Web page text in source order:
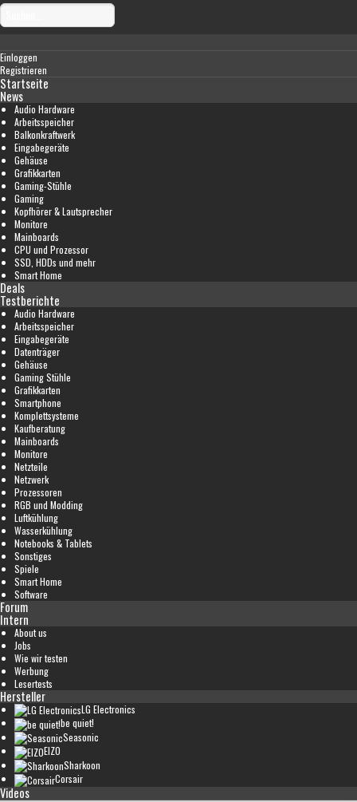
Einloggen
Registrieren
Startseite
News
Audio Hardware
Arbeitsspeicher
Balkonkraftwerk
Eingabegeräte
Gehäuse
Grafikkarten
Gaming-Stühle
Gaming
Kopfhörer & Lautsprecher
Monitore
Mainboards
CPU und Prozessor
SSD, HDDs und mehr
Smart Home
Deals
Testberichte
Audio Hardware
Arbeitsspeicher
Eingabegeräte
Datenträger
Gehäuse
Gaming Stühle
Grafikkarten
Smartphone
Komplettsysteme
Kaufberatung
Mainboards
Monitore
Netzteile
Netzwerk
Prozessoren
RGB und Modding
Luftkühlung
Wasserkühlung
Notebooks & Tablets
Sonstiges
Spiele
Smart Home
Software
Forum
Intern
About us
Jobs
Wie wir testen
Werbung
Lesertests
Hersteller
LG Electronics
be quiet!
Seasonic
EIZO
Sharkoon
Corsair
Videos